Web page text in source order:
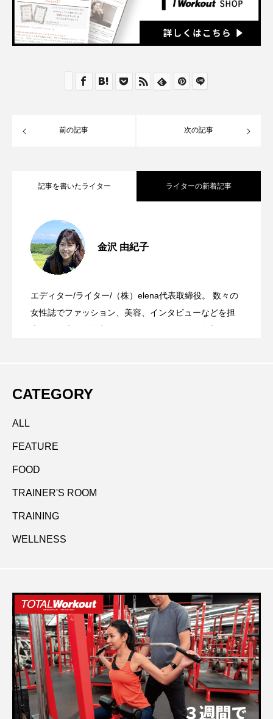
前の記事 次の記事
記事を書いたライター ライターの新着記事
金沢 由紀子
エディター/ライター/（株）elena代表取締役。 数々の
女性誌でファッション、美容、インタビューなどを担
プロデュース中。
2025.01.30
吉田雄彦
2024.05.23
つくる｜志水浩二が目指す未来
2024.05.16 本質を追求する｜前川洋子がクライアン
し続ける理由
CATEGORY
ALL
FEATURE
FOOD
TRAINER'S ROOM
TRAINING
WELLNESS